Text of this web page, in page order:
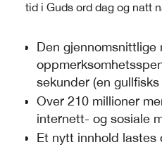
tid i Guds ord dag og natt
Den gjennomsnittlige
sekunder (en gullfisks
Over 210 millioner
internett- og sosiale
Et nytt innhold lastes